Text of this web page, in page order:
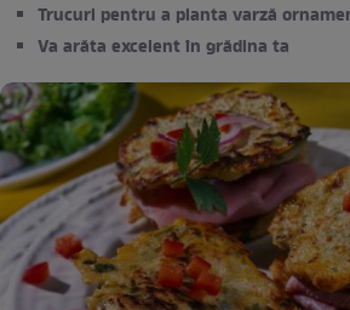
Trucuri pentru a planta varză
Va arăta excelent în grădina ta